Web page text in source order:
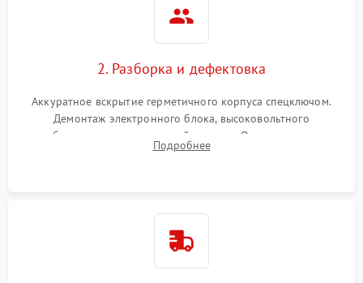
2. Разборка и дефектовка
Аккуратное вскрытие герметичного корпуса спецключом.
Демонтаж электронного блока, высоковольтного
преобразователя и оптической системы. Осмотр контактов
на окисление и проверка целостности уплотнительных
Подробнее